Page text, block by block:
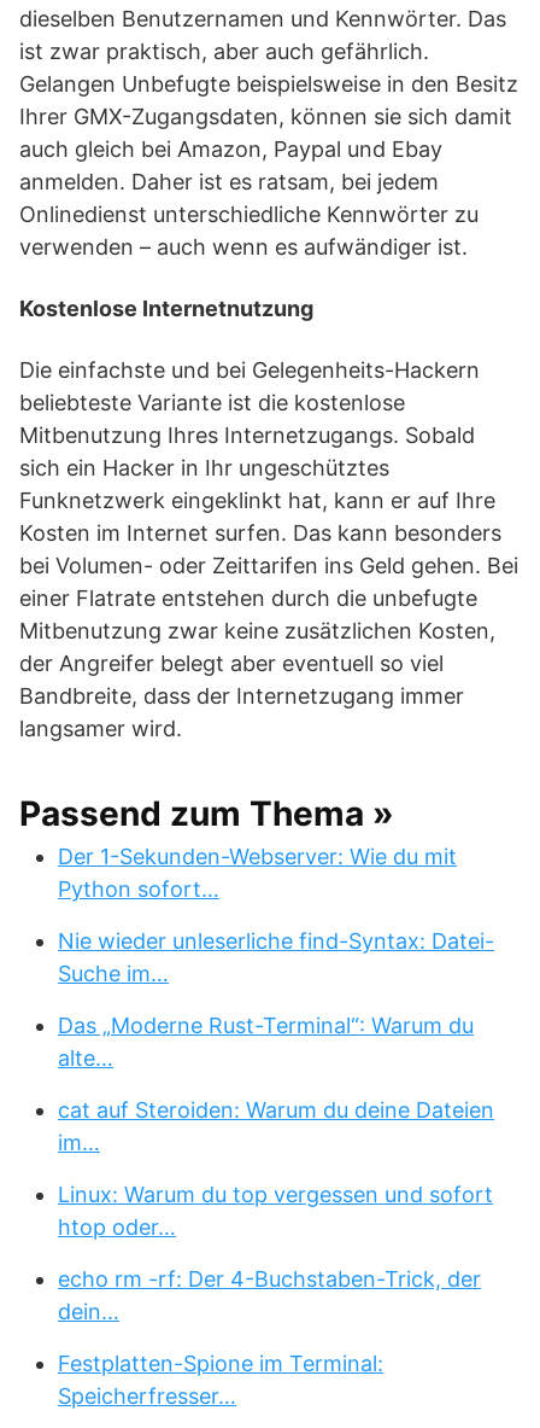
dieselben Benutzernamen und Kennwörter. Das
ist zwar praktisch, aber auch gefährlich.
Gelangen Unbefugte beispielsweise in den Besitz
Ihrer GMX-Zugangsdaten, können sie sich damit
auch gleich bei Amazon, Paypal und Ebay
anmelden. Daher ist es ratsam, bei jedem
Onlinedienst unterschiedliche Kennwörter zu
verwenden – auch wenn es aufwändiger ist.
Kostenlose Internetnutzung
Die einfachste und bei Gelegenheits-Hackern
beliebteste Variante ist die kostenlose
Mitbenutzung Ihres Internetzugangs. Sobald
sich ein Hacker in Ihr ungeschütztes
Funknetzwerk eingeklinkt hat, kann er auf Ihre
Kosten im Internet surfen. Das kann besonders
bei Volumen- oder Zeittarifen ins Geld gehen. Bei
einer Flatrate entstehen durch die unbefugte
Mitbenutzung zwar keine zusätzlichen Kosten,
der Angreifer belegt aber eventuell so viel
Bandbreite, dass der Internetzugang immer
langsamer wird.
Passend zum Thema »
Der 1-Sekunden-Webserver: Wie du mit
Python sofort…
Nie wieder unleserliche find-Syntax: Datei-
Suche im…
Das „Moderne Rust-Terminal“: Warum du
alte…
cat auf Steroiden: Warum du deine Dateien
im…
Linux: Warum du top vergessen und sofort
htop oder…
echo rm -rf: Der 4-Buchstaben-Trick, der
dein…
Festplatten-Spione im Terminal:
Speicherfresser…